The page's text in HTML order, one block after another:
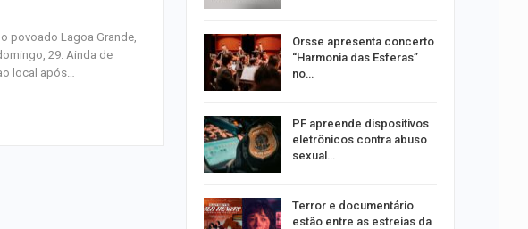
povoado Lagoa Grande,
29. Ainda de
local após…
IFS reabre inscrições para
vagas em cursos técnicos
e de graduação
Orsse apresenta concerto
“Harmonia das Esferas”
no…
PF apreende dispositivos
eletrônicos contra abuso
sexual…
Terror e documentário
estão entre as estreias da